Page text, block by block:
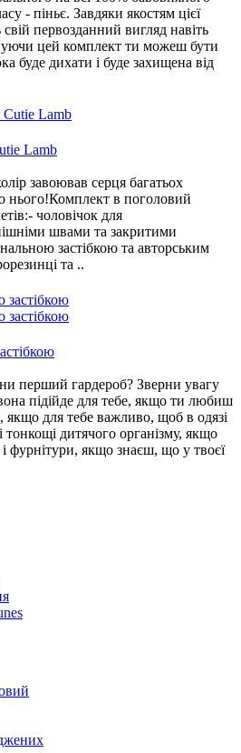
- піньє. Завдяки якостям цієї
первозданний вигляд навіть
цей комплект ти можеш бути
буде дихати і буде захищена від
Lamb
завоював серця багатьох
нього!Комплект в поголовий
чоловічок для
швами та закритими
застібкою та авторським
та ..
перший гардероб? Зверни увагу
підійде для тебе, якщо ти любиш
якщо для тебе важливо, щоб в одязі
тонкощі дитячого організму, якщо
фурнітури, якщо знаєш, що у твоєї